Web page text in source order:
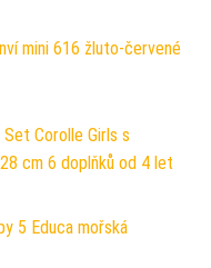
mini 616 žluto-červené
Set Corolle Girls s
cm 6 doplňků od 4 let
5 Educa mořská